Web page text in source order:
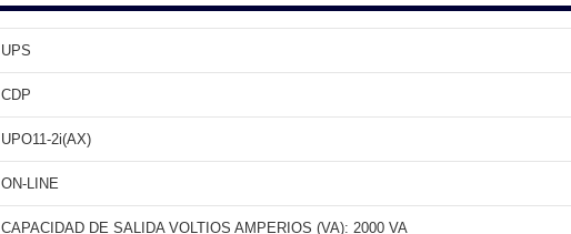
UPS
CDP
UPO11-2i(AX)
ON-LINE
CAPACIDAD DE SALIDA VOLTIOS AMPERIOS (VA): 2000 VA